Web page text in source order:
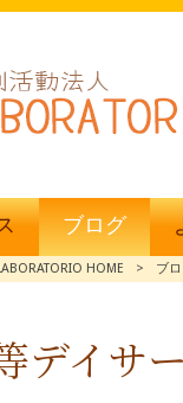
ブログ
HOME > ブ
デイサ